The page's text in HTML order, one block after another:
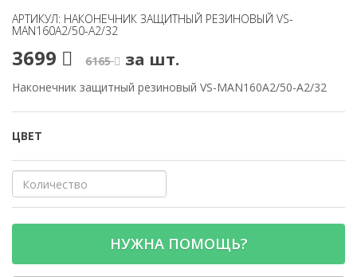
АРТИКУЛ: НАКОНЕЧНИК ЗАЩИТНЫЙ РЕЗИНОВЫЙ VS-
MAN160A2/50-A2/32
3699 6165 за шт.
Наконечник защитный резиновый VS-MAN160A2/50-A2/32
ЦВЕТ
НУЖНА ПОМОЩЬ?